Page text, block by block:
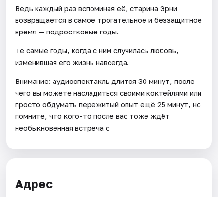
Ведь каждый раз вспоминая её, старина Эрни
возвращается в самое трогательное и беззащитное
время — подростковые годы.
Те самые годы, когда с ним случилась любовь,
изменившая его жизнь навсегда.
Внимание: аудиоспектакль длится 30 минут, после
чего вы можете насладиться своими коктейлями или
просто обдумать пережитый опыт ещё 25 минут, но
помните, что кого-то после вас тоже ждёт
необыкновенная встреча с
Адрес